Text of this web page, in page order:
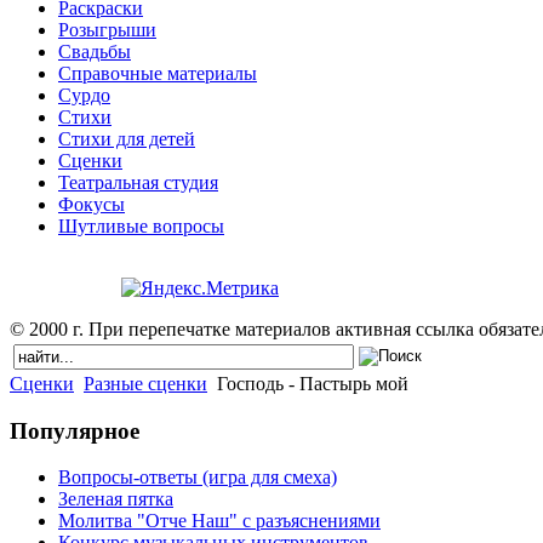
Раскраски
Розыгрыши
Свадьбы
Справочные материалы
Сурдо
Стихи
Стихи для детей
Сценки
Театральная студия
Фокусы
Шутливые вопросы
© 2000 г. При перепечатке материалов активная ссылка
Сценки Разные сценки Господь - Пастырь мой
Популярное
Вопросы-ответы (игра для смеха)
Зеленая пятка
Молитва "Отче Наш" с разъяснениями